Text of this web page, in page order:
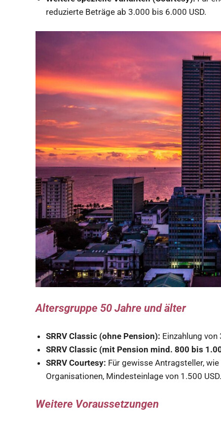
reduzierte Beträge ab 3.000 bis 6.000 USD.
Altersgruppe 50 Jahre und älter
SRRV Classic (ohne Pension): Einzahlung von
SRRV Classic (mit Pension mind. 800 bis
SRRV Courtesy: Für gewisse Antragsteller,
Organisationen, Mindesteinlage von 1.500 USD.
Weitere Voraussetzungen